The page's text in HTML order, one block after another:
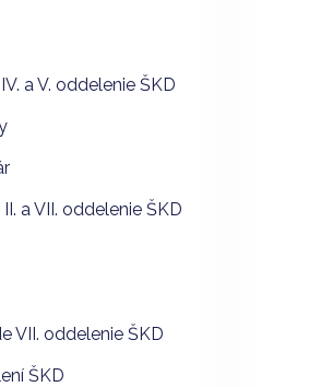
a V. oddelenie ŠKD
a VII. oddelenie ŠKD
VII. oddelenie ŠKD
ŠKD